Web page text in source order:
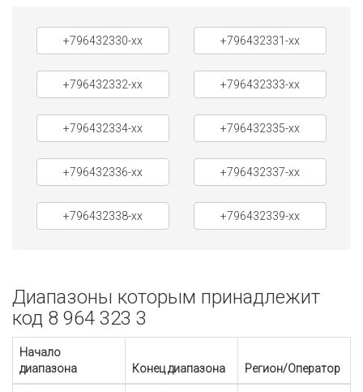
+796432330-xx +796432331-xx
+796432332-xx +796432333-xx
+796432334-xx +796432335-xx
+796432336-xx +796432337-xx
+796432338-xx +796432339-xx
Диапазоны которым принадлежит
код 8 964 323 3
Начало
диапазона
Конец диапазона Регион/Оператор